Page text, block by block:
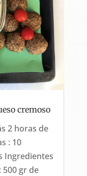
cremoso
2 horas de
: 10
Ingredientes
gr de